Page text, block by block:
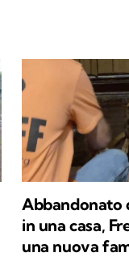
Abbandonato
in una casa,
una nuova